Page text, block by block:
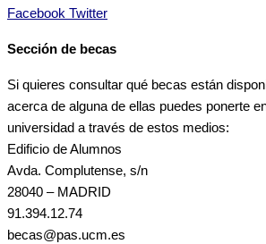
Facebook Twitter
Sección de becas
Si quieres consultar qué becas están
acerca de alguna de ellas puedes ponerte
universidad a través de estos medios:
Edificio de Alumnos
Avda. Complutense, s/n
28040 – MADRID
91.394.12.74
becas@pas.ucm.es